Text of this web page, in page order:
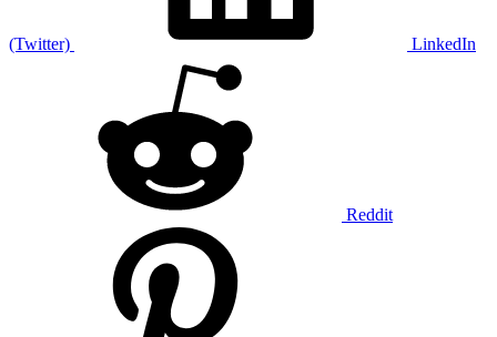
(Twitter) LinkedIn
Reddit